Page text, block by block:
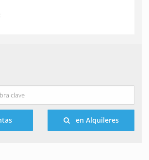
en Alquileres